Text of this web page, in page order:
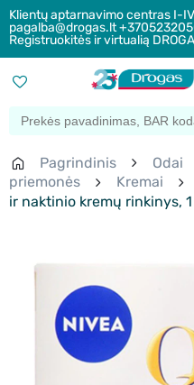
Klientų aptarnavimo centras I-
pagalba@drogas.lt
Registruokitės ir virtualią
Pagrindinis Odai
priemonės
Kremai
ir naktinio kremų rinkinys,